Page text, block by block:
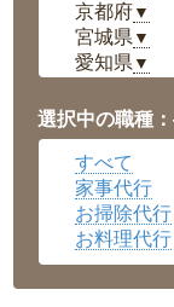
京都府▼
宮城県 ▼
愛知県 ▼
岡山県▼
広島県▼
沖縄県
選択中の職
すべて
家事代行
お掃除代行
お料理代行